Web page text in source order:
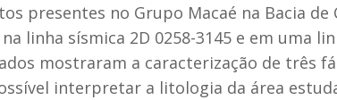
presentes no Grupo Macaé na Bacia de
linha sísmica 2D 0258-3145 e em uma
mostraram a caracterização de três
interpretar a litologia da área